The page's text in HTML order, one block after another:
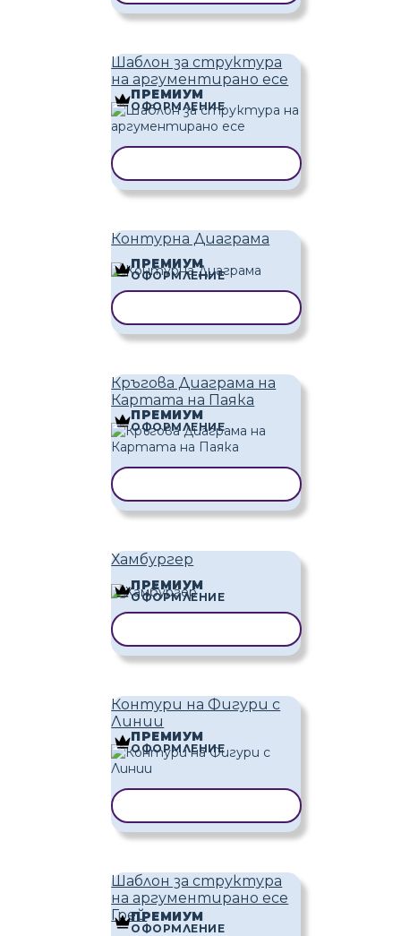
Шаблон за структура
на аргументирано есе
ПРЕМИУМ
ОФОРМЛЕНИЕ
Контурна Диаграма
ПРЕМИУМ
ОФОРМЛЕНИЕ
Кръгова Диаграма на
Картата на Паяка
ПРЕМИУМ
ОФОРМЛЕНИЕ
Хамбургер
ПРЕМИУМ
ОФОРМЛЕНИЕ
Контури на Фигури с
Линии
ПРЕМИУМ
ОФОРМЛЕНИЕ
Шаблон за структура
на аргументирано есе
ГрейПРЕМИУМ
ОФОРМЛЕНИЕ